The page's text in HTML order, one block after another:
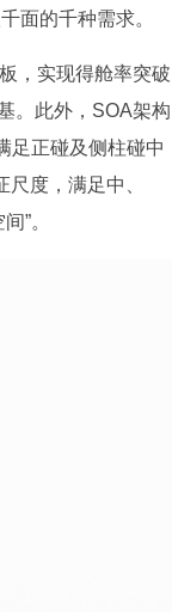
面的千种需求。
，实现得舱率突破
。此外，SOA架构
足正碰及侧柱碰中
度，满足中、
”。